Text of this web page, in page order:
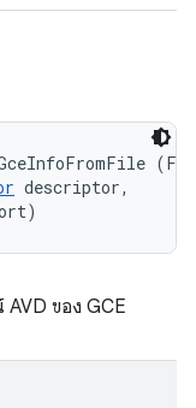
descriptor,
ของ GCE